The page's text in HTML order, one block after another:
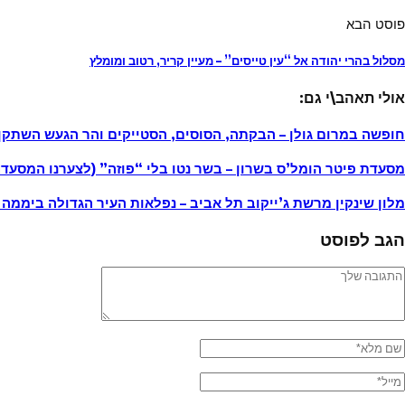
פוסט הבא
מסלול בהרי יהודה אל “עין טייסים” – מעיין קריר, רטוב ומומלץ
אולי תאהב\י גם:
חופשה במרום גולן – הבקתה, הסוסים, הסטייקים והר הגעש
מסעדת פיטר הומל’ס בשרון – בשר נטו בלי “פוזה” (לצערנו
מלון שינקין מרשת ג’ייקוב תל אביב – נפלאות העיר הגדולה
הגב לפוסט